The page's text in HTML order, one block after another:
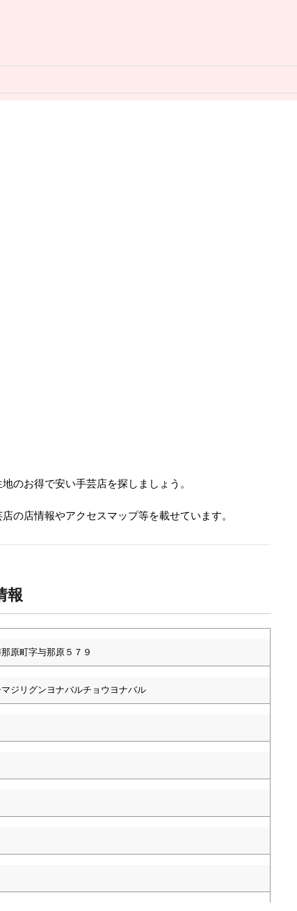
のお得で安い手芸店を探しましょう。
の店情報やアクセスマップ等を載せています。
報
原町字与那原５７９
ジリグンヨナバルチョウヨナバル